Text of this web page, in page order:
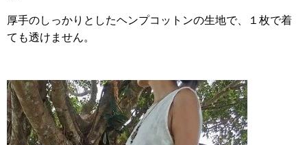
厚手のしっかりとしたヘンプコットンの生地で、１枚で着
ても透けません。